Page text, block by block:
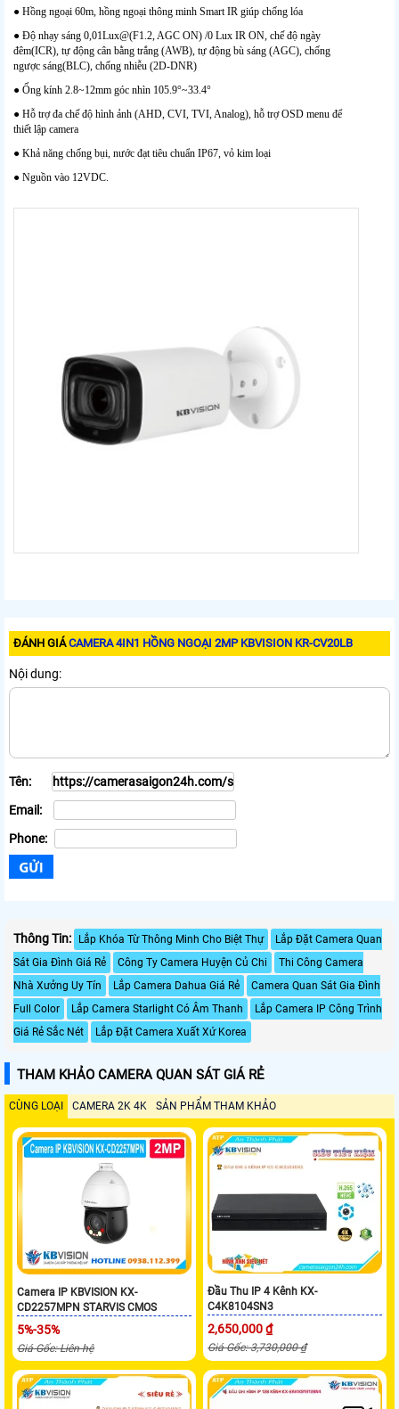
● Hồng ngoại 60m, hồng ngoại thông minh Smart IR giúp chống lóa
● Độ nhạy sáng 0,01Lux@(F1.2, AGC ON) /0 Lux IR ON, chế độ ngày
đêm(ICR), tự động cân bằng trắng (AWB), tự động bù sáng (AGC), chống
ngược sáng(BLC), chống nhiễu (2D-DNR)
● Ống kính 2.8~12mm góc nhìn 105.9°~33.4°
● Hỗ trợ đa chế độ hình ảnh (AHD, CVI, TVI, Analog), hỗ trợ OSD menu để
thiết lập camera
● Khả năng chống bụi, nước đạt tiêu chuẩn IP67, vỏ kim loại
● Nguồn vào 12VDC.
ĐÁNH GIÁCAMERA 4IN1 HỒNG NGOẠI 2MP KBVISION KR-CV20LB
Nội dung:
Tên:
Email:
Phone:
Thông Tin: Lắp Khóa Từ Thông Minh Cho Biệt Thự
Lắp Đặt Camera Quan
Sát Gia Đình Giá Rẻ
Công Ty Camera Huyện Củ Chi
Thi Công Camera
Nhà Xưởng Uy Tín
Lắp Camera Dahua Giá Rẻ
Camera Quan Sát Gia Đình
Full Color
Lắp Camera Starlight Có Âm Thanh
Lắp Camera IP Công Trình
Giá Rẻ Sắc Nét
Lắp Đặt Camera Xuất Xứ Korea
THAM KHẢO CAMERA QUAN SÁT GIÁ RẺ
CÙNG LOẠI CAMERA 2K 4K SẢN PHẨM THAM KHẢO
Camera IP KBVISION KX-
CD2257MPN STARVIS CMOS
5%-35%
Giá Gốc: Liên hệ
Đầu Thu IP 4 Kênh KX-
C4K8104SN3
2,650,000 ₫
Giá Gốc: 3,730,000 ₫